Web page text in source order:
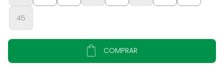
45
COMPRAR